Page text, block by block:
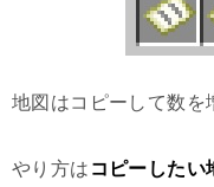
地図はコピーして数を
やり方は コピーしたい